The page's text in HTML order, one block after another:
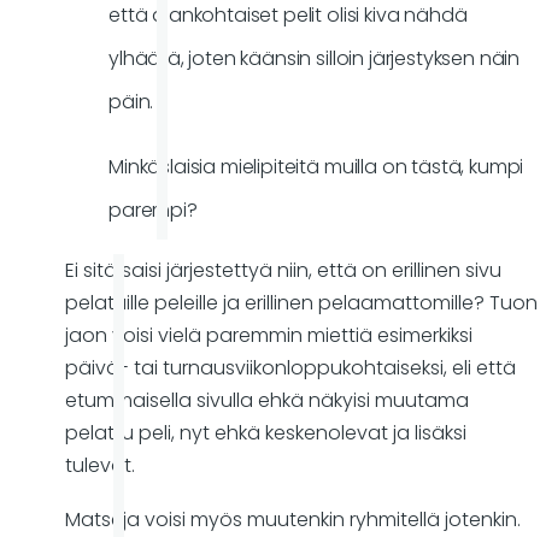
että ajankohtaiset pelit olisi kiva nähdä
ylhäällä, joten käänsin silloin järjestyksen näin
päin.
Minkäslaisia mielipiteitä muilla on tästä, kumpi
parempi?
Ei sitä saisi järjestettyä niin, että on erillinen sivu
pelatuille peleille ja erillinen pelaamattomille? Tuon
jaon voisi vielä paremmin miettiä esimerkiksi
päivä- tai turnausviikonloppukohtaiseksi, eli että
etummaisella sivulla ehkä näkyisi muutama
pelattu peli, nyt ehkä keskenolevat ja lisäksi
tulevat.
Matseja voisi myös muutenkin ryhmitellä jotenkin.